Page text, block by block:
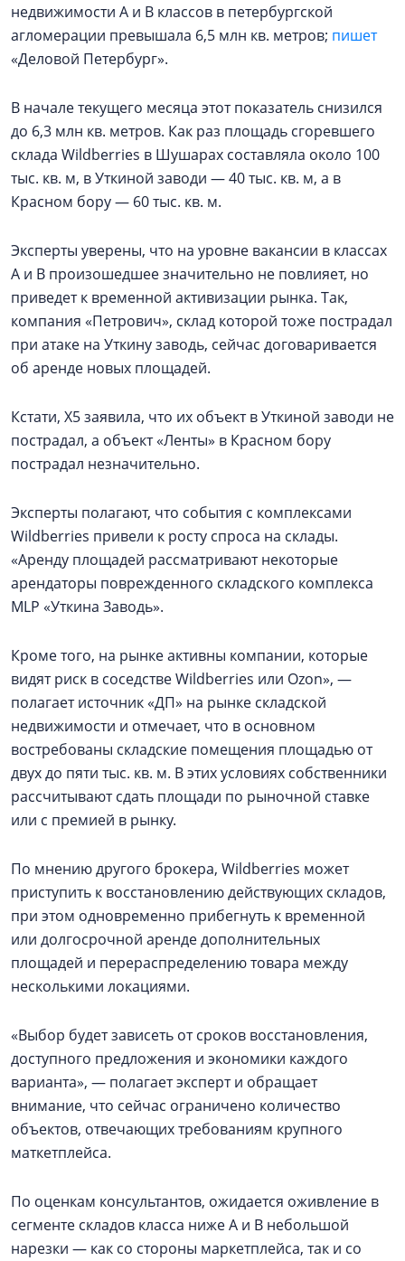
недвижимости А и В классов в петербургской
агломерации превышала 6,5 млн кв. метров; пишет
«Деловой Петербург».
В начале текущего месяца этот показатель снизился
до 6,3 млн кв. метров. Как раз площадь сгоревшего
склада Wildberries в Шушарах составляла около 100
тыс. кв. м, в Уткиной заводи — 40 тыс. кв. м, а в
Красном бору — 60 тыс. кв. м.
Эксперты уверены, что на уровне вакансии в классах
А и В произошедшее значительно не повлияет, но
приведет к временной активизации рынка. Так,
компания «Петрович», склад которой тоже пострадал
при атаке на Уткину заводь, сейчас договаривается
об аренде новых площадей.
Кстати, Х5 заявила, что их объект в Уткиной заводи не
пострадал, а объект «Ленты» в Красном бору
пострадал незначительно.
Эксперты полагают, что события с комплексами
Wildberries привели к росту спроса на склады.
«Аренду площадей рассматривают некоторые
арендаторы поврежденного складского комплекса
MLP «Уткина Заводь».
Кроме того, на рынке активны компании, которые
видят риск в соседстве Wildberries или Ozon», —
полагает источник «ДП» на рынке складской
недвижимости и отмечает, что в основном
востребованы складские помещения площадью от
двух до пяти тыс. кв. м. В этих условиях собственники
рассчитывают сдать площади по рыночной ставке
или с премией в рынку.
По мнению другого брокера, Wildberries может
приступить к восстановлению действующих складов,
при этом одновременно прибегнуть к временной
или долгосрочной аренде дополнительных
площадей и перераспределению товара между
несколькими локациями.
«Выбор будет зависеть от сроков восстановления,
доступного предложения и экономики каждого
варианта», — полагает эксперт и обращает
внимание, что сейчас ограничено количество
объектов, отвечающих требованиям крупного
маткетплейса.
По оценкам консультантов, ожидается оживление в
сегменте складов класса ниже А и В небольшой
нарезки — как со стороны маркетплейса, так и со